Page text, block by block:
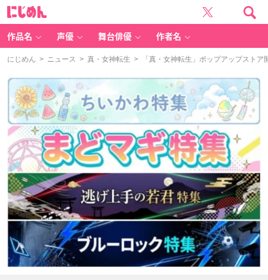
作品名 声優 舞台俳優 作者名
にじめん > ニュース > 真・女神転生 > 「真・女神転生」ポップアップストア